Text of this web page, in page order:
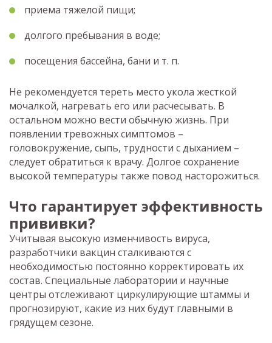
приема тяжелой пищи;
долгого пребывания в воде;
посещения бассейна, бани и т. п.
Не рекомендуется тереть место укола жесткой
мочалкой, нагревать его или расчесывать. В
остальном можно вести обычную жизнь. При
появлении тревожных симптомов –
головокружение, сыпь, трудности с дыханием –
следует обратиться к врачу. Долгое сохранение
высокой температуры также повод насторожиться.
Что гарантирует эффективность
прививки?
Учитывая высокую изменчивость вируса,
разработчики вакцин сталкиваются с
необходимостью постоянно корректировать их
состав. Специальные лаборатории и научные
центры отслеживают циркулирующие штаммы и
прогнозируют, какие из них будут главными в
грядущем сезоне.